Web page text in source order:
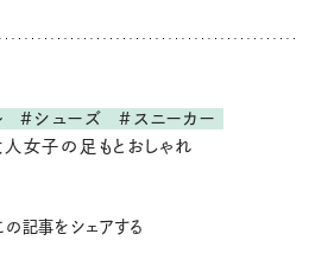
#シューズ
#スニーカー
女子の足もとおしゃれ
の記事をシェアする